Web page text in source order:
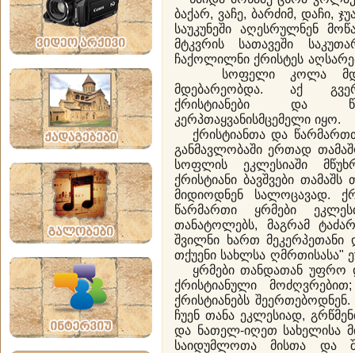
ბაქარ, ვაჩე, ბარძიმ, დაჩი,
საუკუნეში აღესრულნენ
მტკვრის სათავეში
ჩაქოლილნი ქრისტეს
სოფელი კოლა
მდებარეობდა. აქ
ქრისტიანები და
კერპთაყვანისმცემელი იყო.
ქრისტიანთა და
განმავლობაში ერთად
სოფლის ეკლესიაში
ქრისტიანი ბავშვები
მიდიოდნენ სალოცავად.
წარმართი ყრმები
თანატოლებს, მაგრამ
შვილნი ხართ
თქუენი სახლსა ღმრთისასა"
ყრმები თანდათან უფრო
ქრისტიანული
ქრისტიანებს
ჩუენ თანა ეკლესიად,
და ნათელ-იღეთ სახელისა
საიდუმლოთა მისთა და